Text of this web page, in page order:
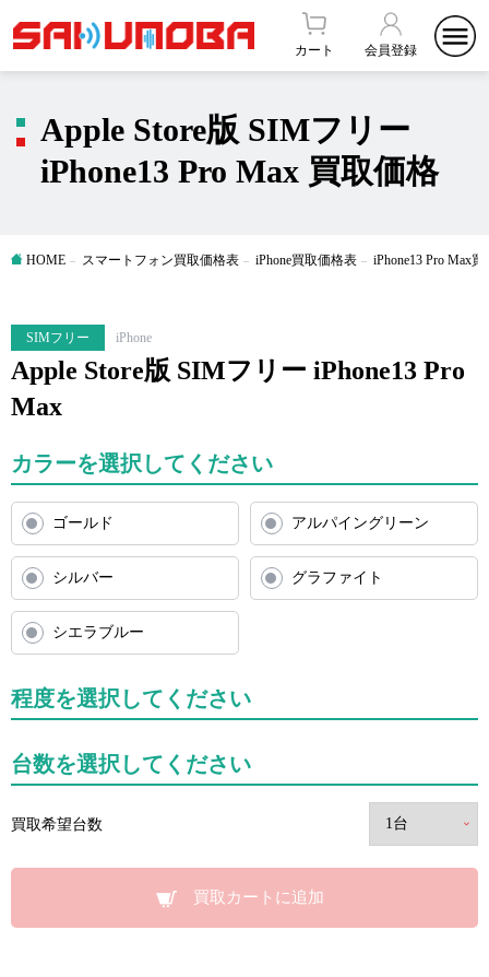
カート 会員登録
Apple Store版 SIMフリー
iPhone13 Pro Max 買取価格
HOME スマートフォン買取価格表 iPhone買取価格表 iPhone13 Pro Max
SIMフリー iPhone
Apple Store版 SIMフリー iPhone13 Pro
Max
カラーを選択してください
ゴールド アルパイングリーン
シルバー グラファイト
シエラブルー
程度を選択してください
台数を選択してください
買取希望台数
買取カートに追加